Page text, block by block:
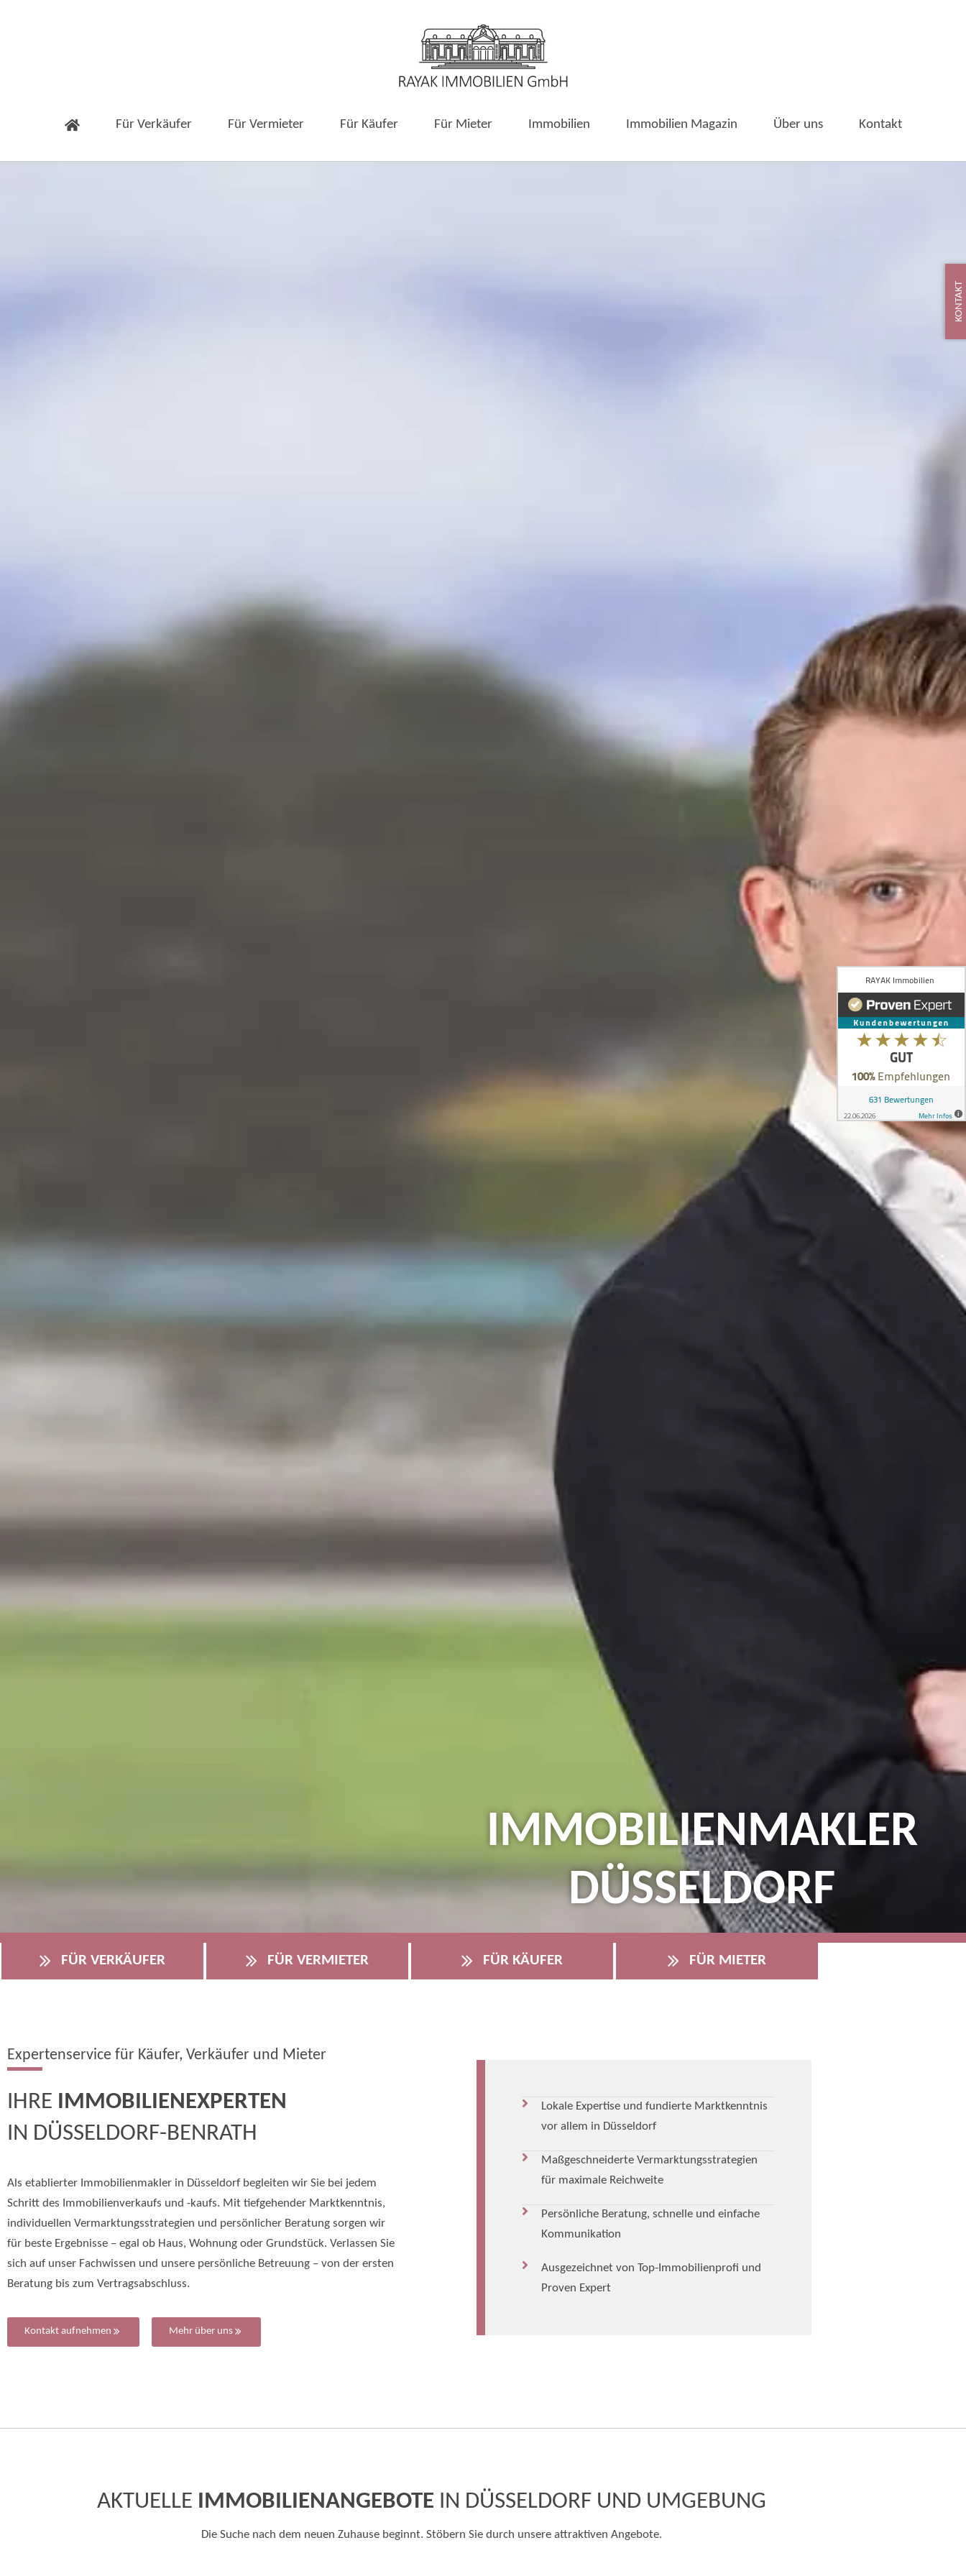
KONTAKT
Für Verkäufer Für Vermieter Für Käufer Für Mieter Immobilien Immobilien Magazin Über uns Kontakt
IMMOBILIENMAKLER
DÜSSELDORF
FÜR VERKÄUFER FÜR VERMIETER FÜR KÄUFER FÜR MIETER
Expertenservice für Käufer, Verkäufer und Mieter
IHRE IMMOBILIENEXPERTEN
IN DÜSSELDORF-BENRATH
Als etablierter Immobilienmakler in Düsseldorf begleiten wir Sie bei jedem
Schritt des Immobilienverkaufs und -kaufs. Mit tiefgehender Marktkenntnis,
individuellen Vermarktungsstrategien und persönlicher Beratung sorgen wir
für beste Ergebnisse – egal ob Haus, Wohnung oder Grundstück. Verlassen Sie
sich auf unser Fachwissen und unsere persönliche Betreuung – von der ersten
Beratung bis zum Vertragsabschluss.
Kontakt aufnehmen Mehr über uns
Lokale Expertise und fundierte Marktkenntnis
vor allem in Düsseldorf
Maßgeschneiderte Vermarktungsstrategien
für maximale Reichweite
Persönliche Beratung, schnelle und einfache
Kommunikation
Ausgezeichnet von Top-Immobilienprofi und
Proven Expert
AKTUELLE IMMOBILIENANGEBOTE IN DÜSSELDORF UND UMGEBUNG
Die Suche nach dem neuen Zuhause beginnt. Stöbern Sie durch unsere attraktiven Angebote.